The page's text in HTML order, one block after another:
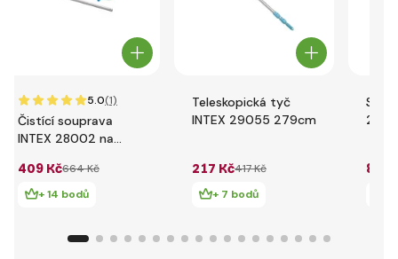
5.0(1)
Čistící souprava
INTEX 28002 na
409 Kč664 Kč
+ 14 bodů
Teleskopická tyč
INTEX 29055 279cm
217 Kč417 Kč
+ 7 bodů
Síťka
84